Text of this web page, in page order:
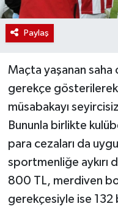
Paylaş
Maçta yaşanan saha
gerekçe gösterilerek
müsabakayı
Bununla birlikte
para cezaları da
sportmenliğe aykırı
800 TL, merdiven
gerekçesiyle ise 132